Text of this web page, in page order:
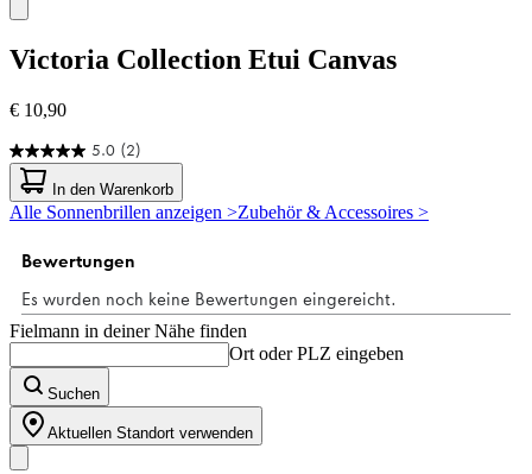
Victoria Collection Etui Canvas
€ 10,90
5.0 (2)
5.0
von
5
Sternen.
Bewertungen
In den Warenkorb
Alle Sonnenbrillen anzeigen >Zubehör & Accessoires >
Fielmann in deiner Nähe finden
Ort oder PLZ eingeben
Suchen
Aktuellen Standort verwenden